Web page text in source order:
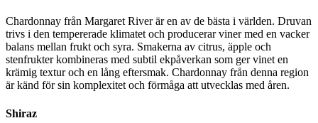
Chardonnay från Margaret River är en av de bästa i världen. Druvan
trivs i den tempererade klimatet och producerar viner med en vacker
balans mellan frukt och syra. Smakerna av citrus, äpple och
stenfrukter kombineras med subtil ekpåverkan som ger vinet en
krämig textur och en lång eftersmak. Chardonnay från denna region
är känd för sin komplexitet och förmåga att utvecklas med åren.
Shiraz